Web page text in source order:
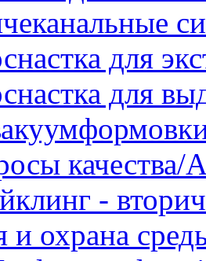
для
для
качества/
-
и охрана